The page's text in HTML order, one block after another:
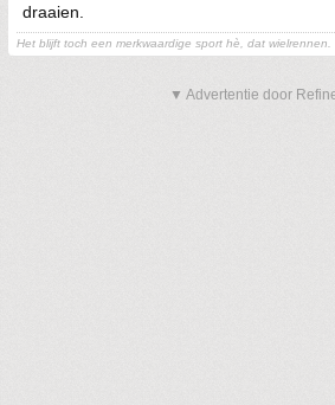
draaien.
Het blijft toch een merkwaardige sport hè, dat wielrennen.
▼ Advertentie door